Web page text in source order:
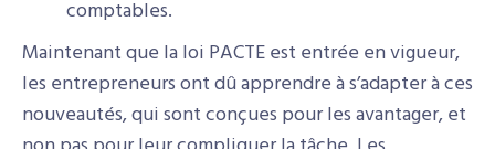
comptables.
Maintenant que la loi PACTE est entrée en vigueur,
les entrepreneurs ont dû apprendre à s’adapter à ces
nouveautés, qui sont conçues pour les avantager, et